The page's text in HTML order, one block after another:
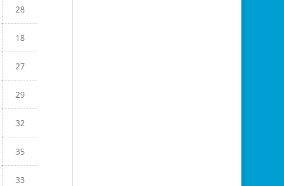
28
18
27
29
32
35
33